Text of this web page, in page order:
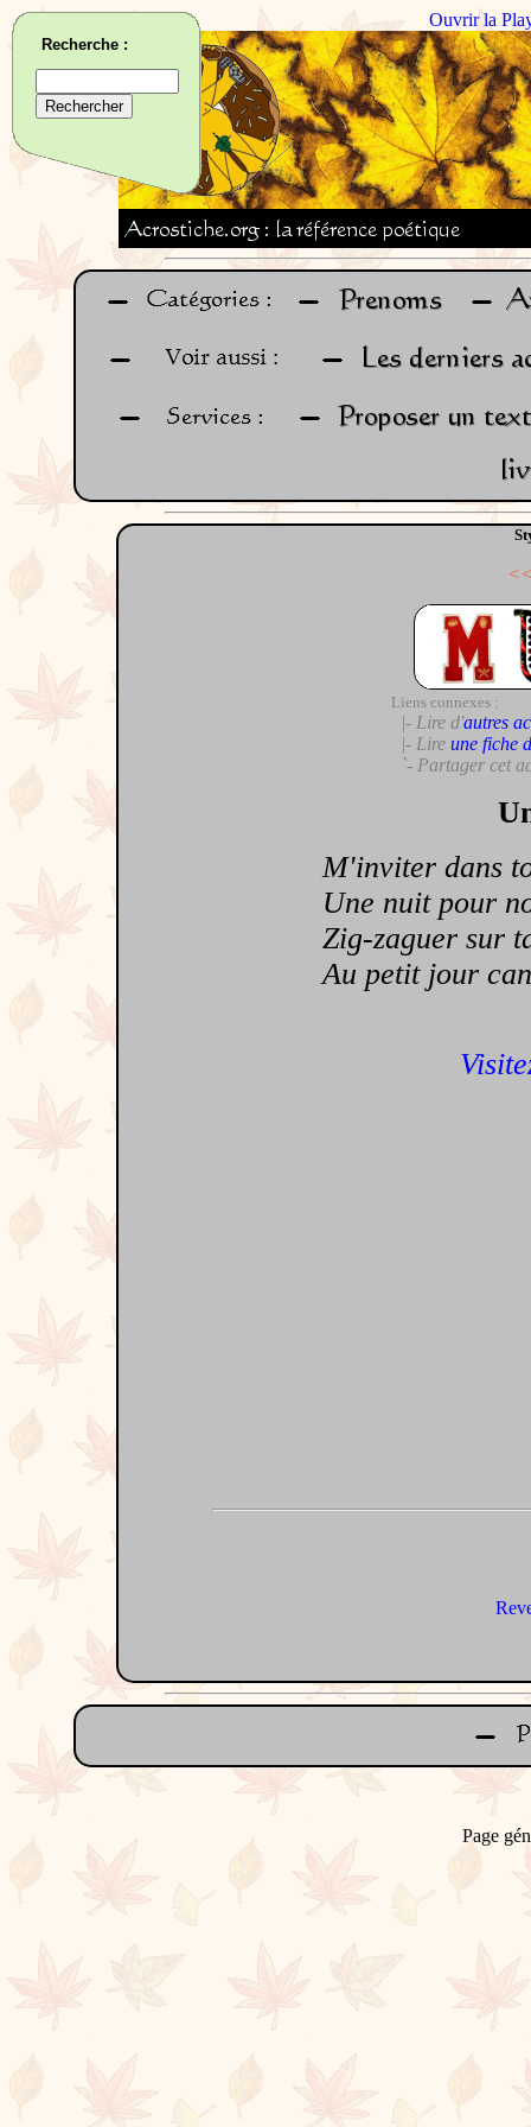
Ouvrir la
Liens connexes :
|- Lire d'autres
|- Lire une fiche
`- Partager cet
M'inviter dans
Une nuit pour
Zig-zaguer sur
Au petit jour
Recherche :
Page